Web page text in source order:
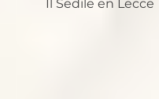
Il Sedile en Lecce